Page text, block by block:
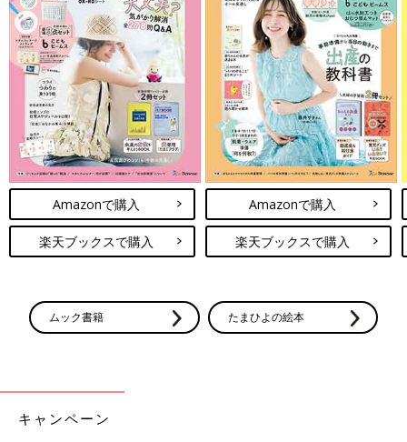
●記事内容でご紹介している投稿、リンク先は、削除される場合
があります。あらかじめご了承ください。
●記事の内容は2024年3月の情報で、現在と異なる場合がありま
す。
3COINS「こんなの欲しかった」「コス
パ最強の神アイテム発見！」話題の育児
グッズ4選
おしゃれなものが手頃な値段でゲットできると
あってママ達からも大人気の3COINS。今回は
そんな3COINSのアイテムの中から、SNSで話
題の育児グッズをご紹介します。優秀アイテム
ばかりなので、ぜひチェックしてみてください
ね！
ニトリ・3COINS・etc…「おもちゃもポ
イポイ入れるだけでOK」「置くだけで
選
るのってなかなか大変ですよね。すぐに散乱し
てしまったり、種類ごとに分けるのが面倒にな
ったりと、すっきりさせるのが難しいこと
Amazonで購入
楽天ブックスで購入
Amazonで購入
楽天ブックスで購入
ムック書籍 たまひよの絵本
キャンペーン